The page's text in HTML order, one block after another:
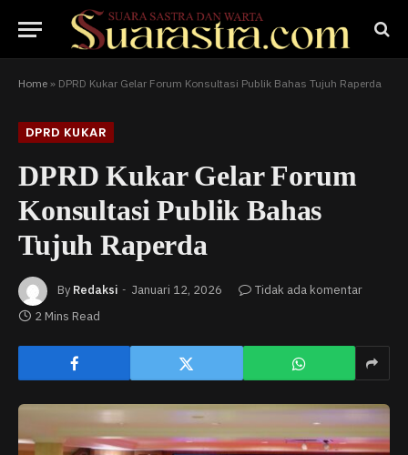
Home » DPRD Kukar Gelar Forum Konsultasi Publik Bahas Tujuh Raperda
DPRD KUKAR
DPRD Kukar Gelar Forum
Konsultasi Publik Bahas
Tujuh Raperda
By Redaksi Januari 12, 2026
Tidak ada komentar
2 Mins Read